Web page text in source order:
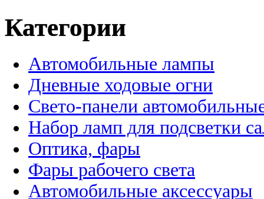
Категории
Автомобильные лампы
Дневные ходовые огни
Свето-панели
Набор ламп для подсветки
Оптика, фары
Фары рабочего света
Автомобильные аксессуары